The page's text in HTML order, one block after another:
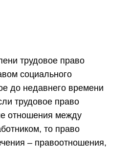
трудовое право
социального
до недавнего времени
трудовое право
отношения между
то право
– правоотношения,